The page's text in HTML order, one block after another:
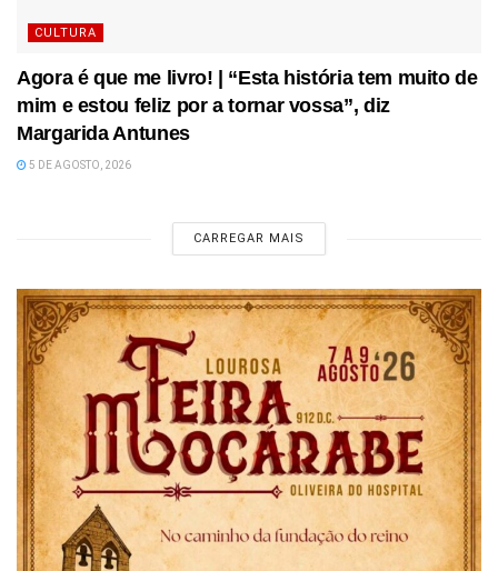
CULTURA
Agora é que me livro! | “Esta história tem muito de
mim e estou feliz por a tornar vossa”, diz
Margarida Antunes
5 DE AGOSTO, 2026
CARREGAR MAIS